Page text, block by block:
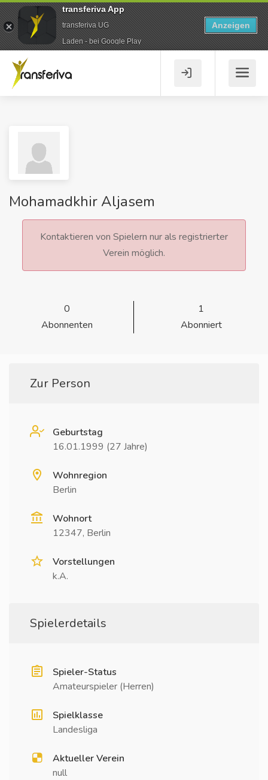
Mohamadkhir Aljasem
Kontaktieren von Spielern nur als registrierter
Verein möglich.
0
Abonnenten
1
Abonniert
Zur Person
Geburtstag
16.01.1999 (27 Jahre)
Wohnregion
Berlin
Wohnort
12347, Berlin
Vorstellungen
k.A.
Spielerdetails
Spieler-Status
Amateurspieler (Herren)
Spielklasse
Landesliga
Aktueller Verein
null
transferiva App
transferiva UG
Laden - bei Google Play
Anzeigen